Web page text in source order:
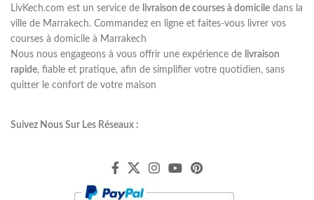
LivKech.com est un service de livraison de courses à domicile dans la
ville de Marrakech. Commandez en ligne et faites-vous livrer vos
courses à domicile à Marrakech
Nous nous engageons à vous offrir une expérience de livraison
rapide, fiable et pratique, afin de simplifier votre quotidien, sans
quitter le confort de votre maison
Suivez Nous Sur Les Réseaux :